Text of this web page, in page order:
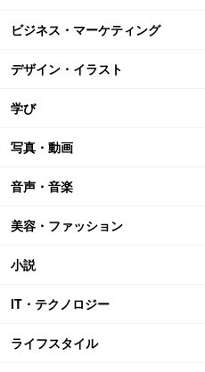
ビジネス・マーケティング
デザイン・イラスト
学び
写真・動画
音声・音楽
美容・ファッション
小説
IT・テクノロジー
ライフスタイル